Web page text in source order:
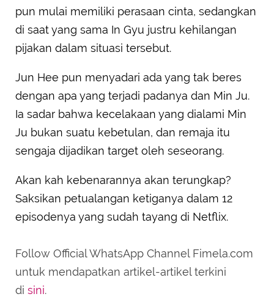
pun mulai memiliki perasaan cinta, sedangkan
di saat yang sama In Gyu justru kehilangan
pijakan dalam situasi tersebut.
Jun Hee pun menyadari ada yang tak beres
dengan apa yang terjadi padanya dan Min Ju.
Ia sadar bahwa kecelakaan yang dialami Min
Ju bukan suatu kebetulan, dan remaja itu
sengaja dijadikan target oleh seseorang.
Akan kah kebenarannya akan terungkap?
Saksikan petualangan ketiganya dalam 12
episodenya yang sudah tayang di Netflix.
Follow Official WhatsApp Channel Fimela.com
untuk mendapatkan artikel-artikel terkini
di sini.